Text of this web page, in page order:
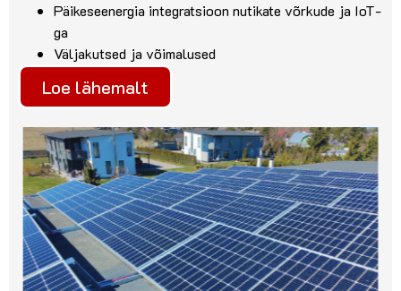
Päikeseenergia integratsioon nutikate võrkude ja IoT-
ga
Väljakutsed ja võimalused
Loe lähemalt